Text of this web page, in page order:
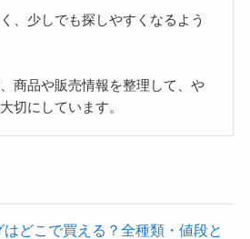
、少しでも探しやすくなるよう
商品や販売情報を整理して、や
切にしています。
どこで買える？全種類・値段と